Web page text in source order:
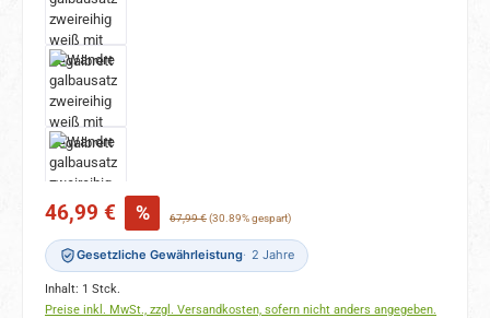
Verkaufspreis:
46,99 € % Regulärer Preis:
67,99 €(30.89% gespart)
Gesetzliche Gewährleistung 2 Jahre
Inhalt: 1 Stck.
Preise inkl. MwSt., zzgl. Versandkosten, sofern nicht anders angegeben.